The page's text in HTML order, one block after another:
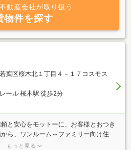
動産会社が取り扱う
物件を探す
葉区桜木北１丁目４－１７コスモス
ール 桜木駅 徒歩2分
と安心をモットーに、お客様とおつき
ら、ワンルーム～ファミリー向け住
対応致します。買いたい方、売りたい
もっと見る